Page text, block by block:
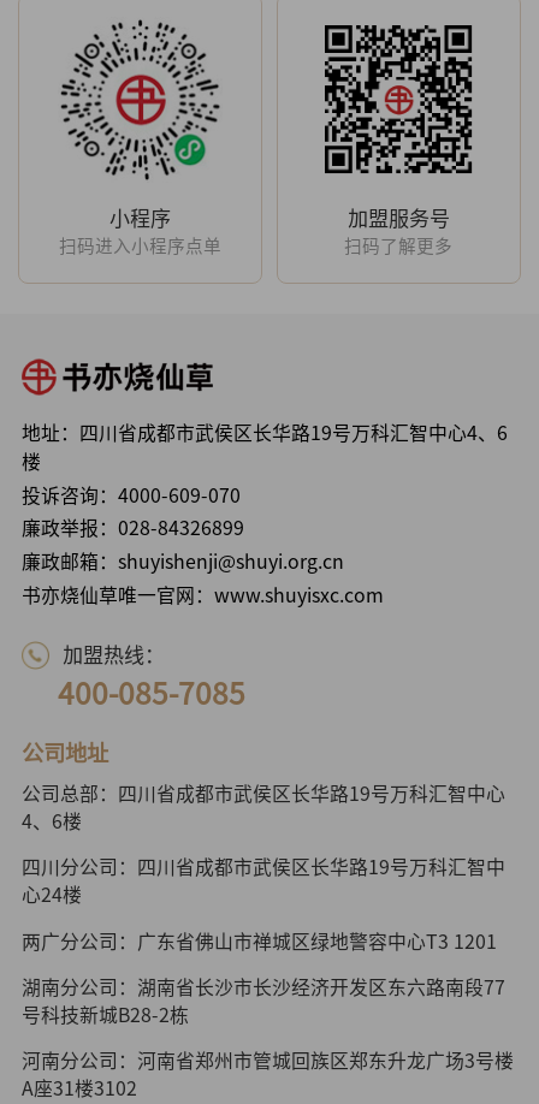
小程序
扫码进入小程序点单
加盟服务号
扫码了解更多
地址：四川省成都市武侯区长华路19号万科汇智中心4、6
楼
投诉咨询： 4000-609-070
廉政举报： 028-84326899
廉政邮箱：shuyishenji@shuyi.org.cn
书亦烧仙草唯一官网：www.shuyisxc.com
加盟热线：
400-085-7085
公司地址
公司总部：四川省成都市武侯区长华路19号万科汇智中心
4、6楼
四川分公司：四川省成都市武侯区长华路19号万科汇智中
心24楼
两广分公司：广东省佛山市禅城区绿地警容中心T3 1201
湖南分公司：湖南省长沙市长沙经济开发区东六路南段77
号科技新城B28-2栋
河南分公司：河南省郑州市管城回族区郑东升龙广场3号楼
A座31楼3102